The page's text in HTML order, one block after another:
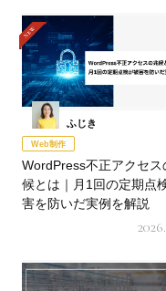
ふじき
Web制作
WordPress不正アクセス
候とは｜月1回の定期点
害を防いだ実例を解説